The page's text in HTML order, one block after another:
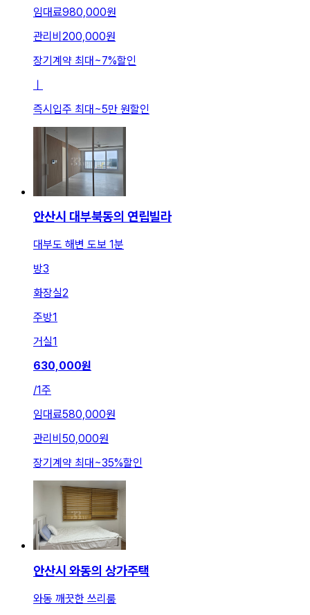
임대료980,000원
관리비 200,000원
장기계약 최대~7%할인
ㅣ
즉시입주 최대~5만 원할인
안산시 대부북동의 연립빌라
대부도 해변 도보 1분
방3
화장실2
주방1
거실1
630,000원
/1주
임대료580,000원
관리비 50,000원
장기계약 최대~35%할인
안산시 와동의 상가주택
와동 깨끗한 쓰리룸